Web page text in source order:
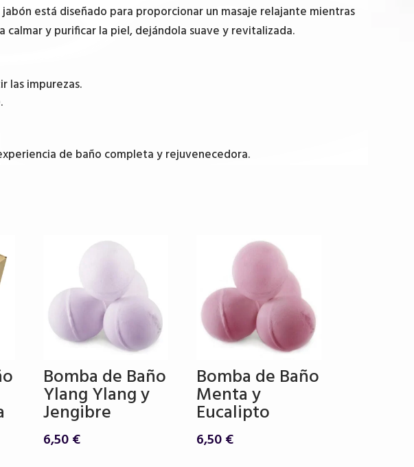
jabón está diseñado para proporcionar un masaje relajante mientras
y purificar la piel, dejándola suave y revitalizada.
las impurezas.
de baño completa y rejuvenecedora.
Bomba de Baño
Ylang Ylang y
Jengibre
6,50€
Bomba de Baño
Menta y
Eucalipto
6,50€